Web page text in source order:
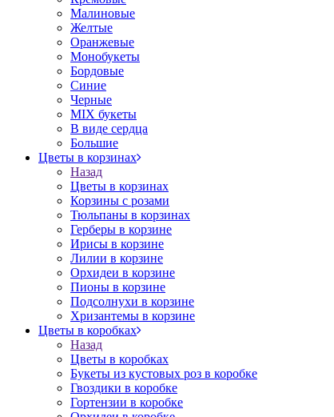
Малиновые
Желтые
Оранжевые
Монобукеты
Бордовые
Синие
Черные
MIX букеты
В виде сердца
Большие
Цветы в корзинах
Назад
Цветы в корзинах
Корзины с розами
Тюльпаны в корзинах
Герберы в корзине
Ирисы в корзине
Лилии в корзине
Орхидеи в корзине
Пионы в корзине
Подсолнухи в корзине
Хризантемы в корзине
Цветы в коробках
Назад
Цветы в коробках
Букеты из кустовых роз в коробке
Гвоздики в коробке
Гортензии в коробке